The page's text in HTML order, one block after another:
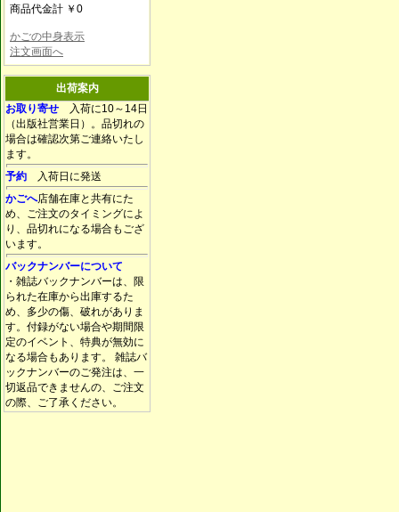
商品代金計 ￥0
かごの中身表示
注文画面へ
出荷案内
お取り寄せ 入荷に10～14日
（出版社営業日）。品切れの
場合は確認次第ご連絡いたし
ます。
予約 入荷日に発送
かごへ店舗在庫と共有にた
め、ご注文のタイミングによ
り、品切れになる場合もござ
います。
バックナンバーについて
・雑誌バックナンバーは、限
られた在庫から出庫するた
め、多少の傷、破れがありま
す。付録がない場合や期間限
定のイベント、特典が無効に
なる場合もあります。 雑誌バ
ックナンバーのご発注は、一
切返品できませんの、ご注文
の際、ご了承ください。